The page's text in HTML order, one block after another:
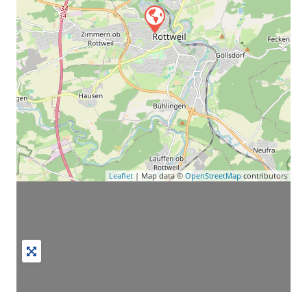
Leaflet | Map data © OpenStreetMap contributors